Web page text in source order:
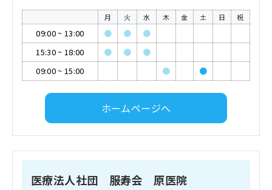
月 火 水 木 金 土 日 祝
09:00~ 13:00 ● ●
●
15:30~ 18:00 ● ●
●
09:00~ 15:00 ● ●
ホームページへ
医療法人社団 服寿会 原医院